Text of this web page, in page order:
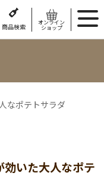
商品検索
オンライン
ショップ
なポテトサラダ
効いた大人なポテ